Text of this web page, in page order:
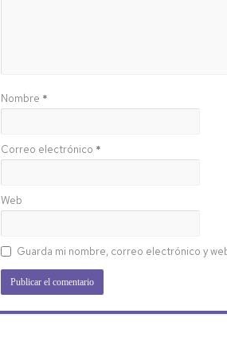
Nombre *
Correo electrónico *
Web
Guarda mi nombre, correo electrónico y